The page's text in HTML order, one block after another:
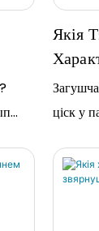
Ён
Якія
ціск у